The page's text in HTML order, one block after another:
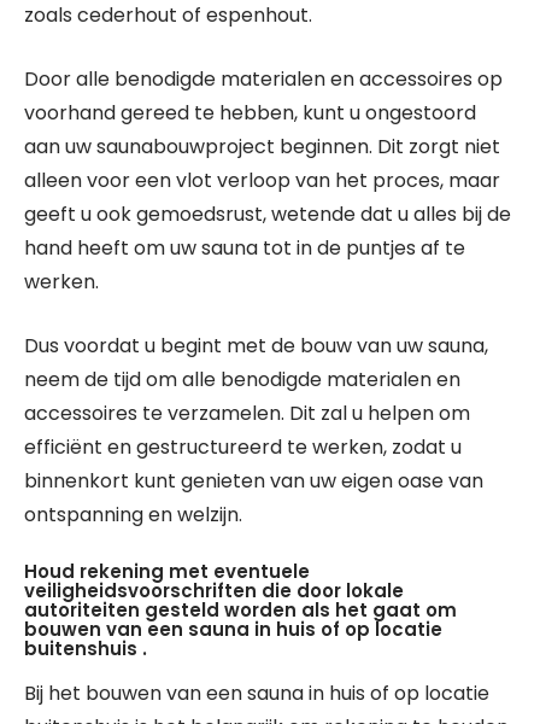
zoals cederhout of espenhout.
Door alle benodigde materialen en accessoires op
voorhand gereed te hebben, kunt u ongestoord
aan uw saunabouwproject beginnen. Dit zorgt niet
alleen voor een vlot verloop van het proces, maar
geeft u ook gemoedsrust, wetende dat u alles bij de
hand heeft om uw sauna tot in de puntjes af te
werken.
Dus voordat u begint met de bouw van uw sauna,
neem de tijd om alle benodigde materialen en
accessoires te verzamelen. Dit zal u helpen om
efficiënt en gestructureerd te werken, zodat u
binnenkort kunt genieten van uw eigen oase van
ontspanning en welzijn.
Houd rekening met eventuele
veiligheidsvoorschriften die door lokale
autoriteiten gesteld worden als het gaat om
bouwen van een sauna in huis of op locatie
buitenshuis .
Bij het bouwen van een sauna in huis of op locatie